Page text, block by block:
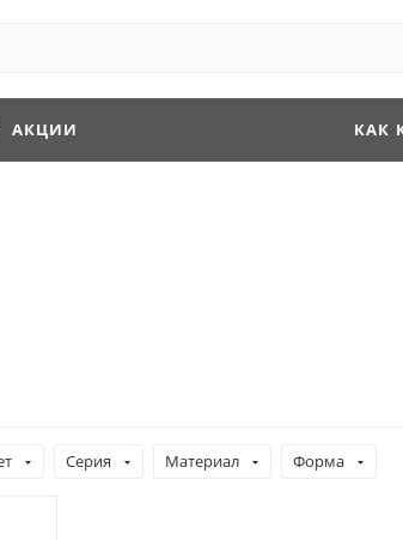
АКЦИИ КАК
Серия Материал Форма